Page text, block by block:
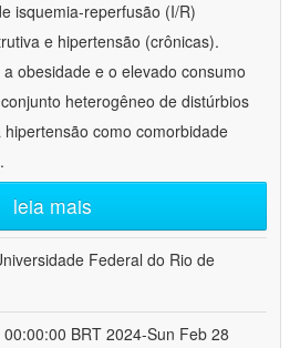
isquemia-reperfusão (I/R)
e hipertensão (crônicas).
obesidade e o elevado consumo
heterogêneo de distúrbios
como comorbidade
leia mais
Federal do Rio de
BRT 2024-Sun Feb 28